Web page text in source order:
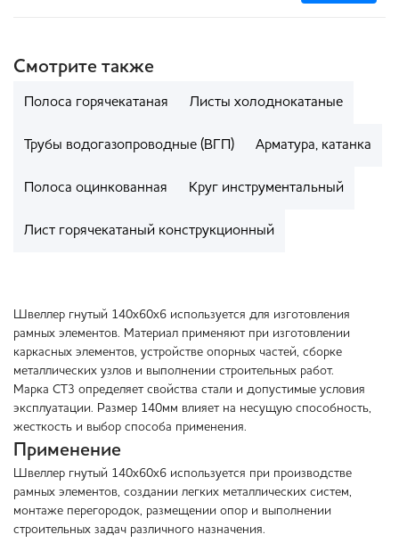
Смотрите также
Полоса горячекатаная Листы холоднокатаные
Трубы водогазопроводные (ВГП) Арматура, катанка
Полоса оцинкованная Круг инструментальный
Лист горячекатаный конструкционный
Швеллер гнутый 140х60х6 используется для изготовления
рамных элементов. Материал применяют при изготовлении
каркасных элементов, устройстве опорных частей, сборке
металлических узлов и выполнении строительных работ.
Марка СТ3 определяет свойства стали и допустимые условия
эксплуатации. Размер 140мм влияет на несущую способность,
жесткость и выбор способа применения.
Применение
Швеллер гнутый 140х60х6 используется при производстве
рамных элементов, создании легких металлических систем,
монтаже перегородок, размещении опор и выполнении
строительных задач различного назначения.